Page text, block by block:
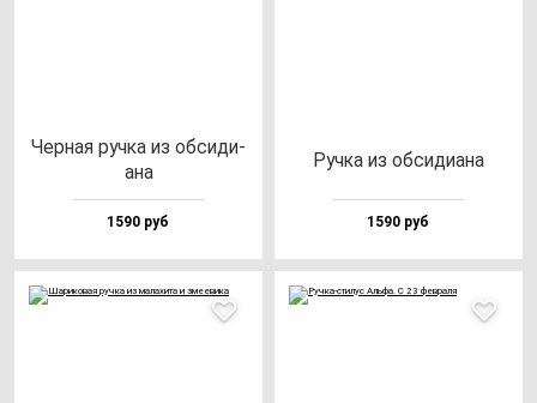
Чер­ная руч­ка из об­си­ди­
ана
1590 руб
Руч­ка из об­си­ди­ана
1590 руб